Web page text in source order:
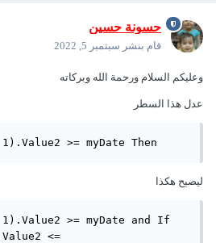
حسونة حسين
قام بنشر سبتمبر 5, 2022
وعليكم السلام ورحمة الله وبركاته
عدل هذا السطر
>= myDate Then
ليصبح هكذا
>= myDate and If
<=